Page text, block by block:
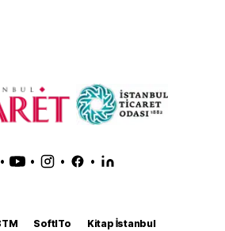
• • • •
SoftITo
Kitap İstanbul